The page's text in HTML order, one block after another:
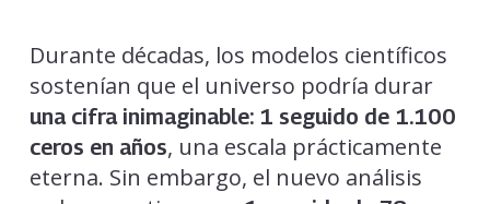
Durante décadas, los modelos científicos
sostenían que el universo podría durar
una cifra inimaginable: 1 seguido de 1.100
ceros en años, una escala prácticamente
eterna. Sin embargo, el nuevo análisis